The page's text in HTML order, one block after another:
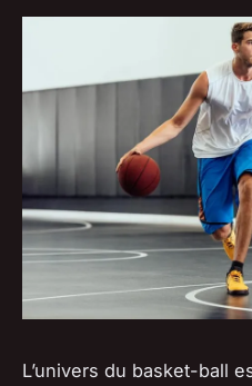
L’univers du basket-ball